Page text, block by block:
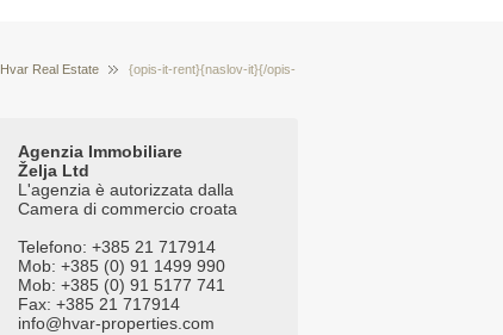
Hvar Real Estate {opis-it-rent}{naslov-it}{/opis-
prodaja}{naslov-it}{/opis-it-prodaja}{tekst-it-glavna}
{naslov-it}{/tekst-it-glavna}
Agenzia Immobiliare
Želja Ltd
L'agenzia è autorizzata dalla
Camera di commercio croata
Telefono: +385 21 717914
Mob: +385 (0) 91 1499 990
Mob: +385 (0) 91 5177 741
Fax: +385 21 717914
info@hvar-properties.com